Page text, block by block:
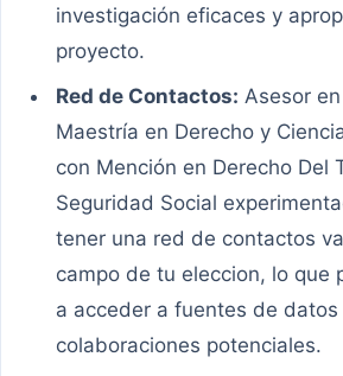
investigación eficaces y
proyecto.
Red de Contactos: Asesor
Maestría en Derecho y
con Mención en Derecho Del
Seguridad Social
tener una red de contactos
campo de tu eleccion, lo que
a acceder a fuentes de datos
colaboraciones potenciales.